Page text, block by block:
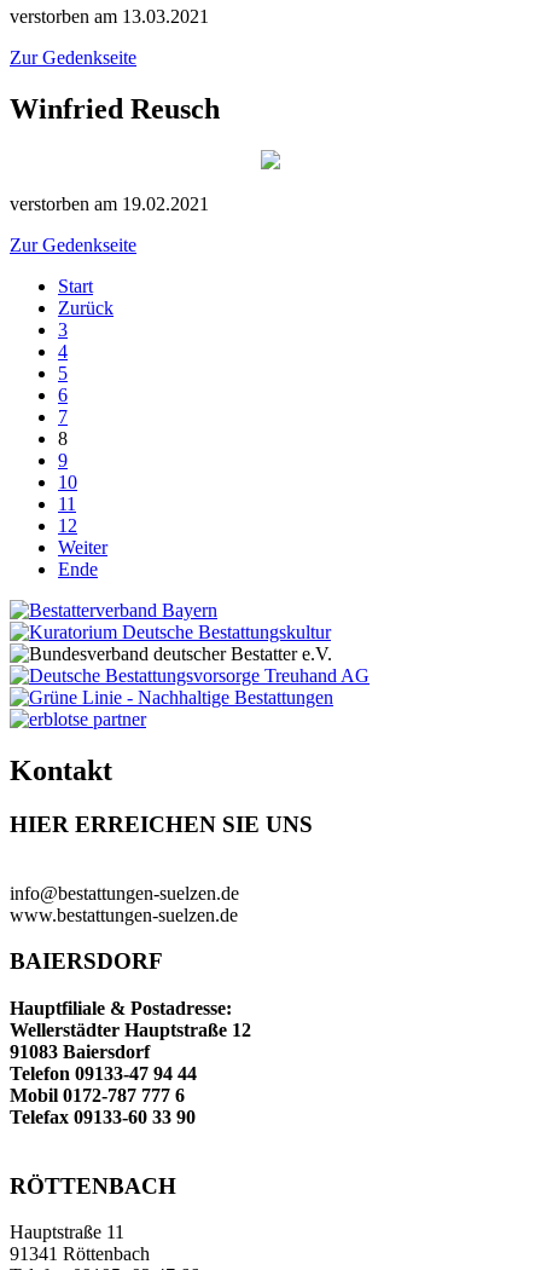
verstorben am 13.03.2021
Zur Gedenkseite
Winfried Reusch
verstorben am 19.02.2021
Zur Gedenkseite
Start
Zurück
3
4
5
6
7
8
9
10
11
12
Weiter
Ende
Kontakt
HIER ERREICHEN SIE UNS
info@bestattungen-suelzen.de
www.bestattungen-suelzen.de
BAIERSDORF
Hauptfiliale & Postadresse:
Wellerstädter Hauptstraße 12
91083 Baiersdorf
Telefon 09133-47 94 44
Mobil 0172-787 777 6
Telefax 09133-60 33 90
RÖTTENBACH
Hauptstraße 11
91341 Röttenbach